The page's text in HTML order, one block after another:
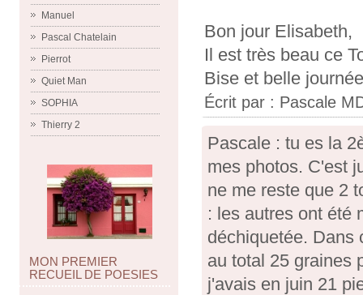
Manuel
Pascal Chatelain
Pierrot
Quiet Man
SOPHIA
Thierry 2
MON PREMIER
RECUEIL DE POESIES
Bon jour Elisabeth,
Il est très beau ce
Bise et belle
Écrit par : Pascale
Pascale : tu es la
mes photos. C'est
ne me reste que 2
: les autres ont été
déchiquetée. Dans
au total 25 graines
j'avais en juin 21